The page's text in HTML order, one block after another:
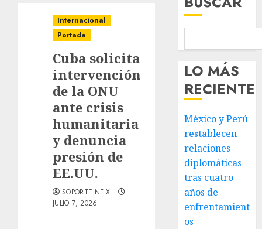
Internacional
Portada
Cuba solicita
intervención
de la ONU
ante crisis
humanitaria
y denuncia
presión de
EE.UU.
SOPORTEINFIX
JULIO 7, 2026
LO MÁS
RECIENTE
México y Perú
restablecen
relaciones
diplomáticas
tras cuatro
años de
enfrentamient
os